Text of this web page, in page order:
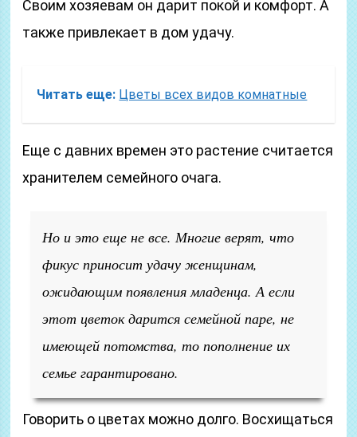
Своим хозяевам он дарит покой и комфорт. А
также привлекает в дом удачу.
Читать еще: Цветы всех видов комнатные
Еще с давних времен это растение считается
хранителем семейного очага.
Но и это еще не все. Многие верят, что
фикус приносит удачу женщинам,
ожидающим появления младенца. А если
этот цветок дарится семейной паре, не
имеющей потомства, то пополнение их
семье гарантировано.
Говорить о цветах можно долго. Восхищаться